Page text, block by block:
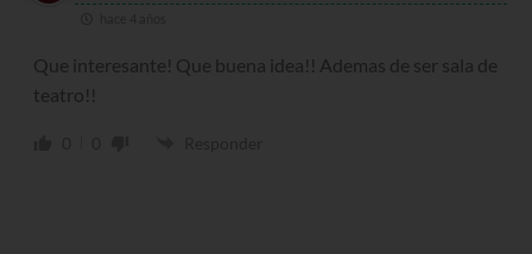
Que interesante! Que buena idea!! Ademas de ser sala de
teatro!!